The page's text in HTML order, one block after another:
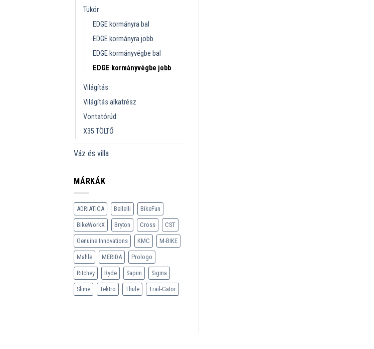
Tükör
EDGE kormányra bal
EDGE kormányra jobb
EDGE kormányvégbe bal
EDGE kormányvégbe jobb
Világítás
Világítás alkatrész
Vontatórúd
X35 TÖLTŐ
Váz és villa
MÁRKÁK
ADRIATICA Bellelli BikeFun
BikeWorkX Bryton Cross CST
Genuine Innovations KMC M-BIKE
Mahle MERIDA Prologo
Ritchey Ryde Sapim Sigma
Slime Tektro Thule Trail-Gator